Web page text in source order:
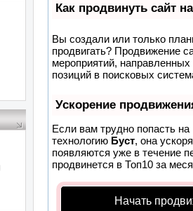
Как продвинуть сайт
Вы создали или только
продвигать? Продвижение
мероприятий,
позиций в поисковых
Ускорение
Если вам трудно попасть
технологию Буст, она
появляются уже в течение
продвинется в Топ10 за
Начать